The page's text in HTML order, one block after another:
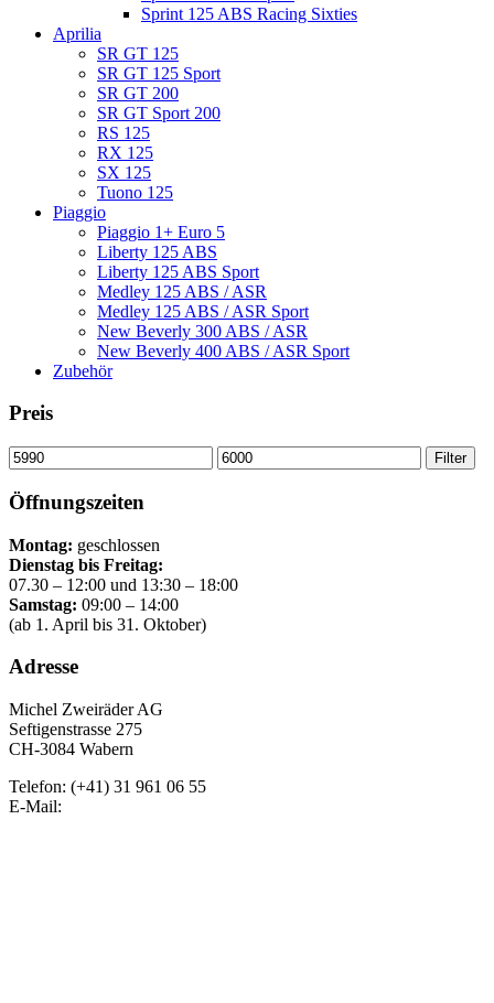
Sprint 125 ABS Racing Sixties
Aprilia
SR GT 125
SR GT 125 Sport
SR GT 200
SR GT Sport 200
RS 125
RX 125
SX 125
Tuono 125
Piaggio
Piaggio 1+ Euro 5
Liberty 125 ABS
Liberty 125 ABS Sport
Medley 125 ABS / ASR
Medley 125 ABS / ASR Sport
New Beverly 300 ABS / ASR
New Beverly 400 ABS / ASR Sport
Zubehör
Preis
Min.
Preis
Max.
Preis
Filter
Öffnungszeiten
Montag: geschlossen
Dienstag bis Freitag:
07.30 – 12:00 und 13:30 – 18:00
Samstag: 09:00 – 14:00
(ab 1. April bis 31. Oktober)
Adresse
Michel Zweiräder AG
Seftigenstrasse 275
CH-3084 Wabern
Telefon: (+41) 31 961 06 55
E-Mail: